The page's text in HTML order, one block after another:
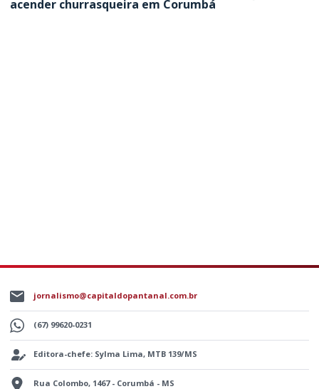
acender churrasqueira em Corumbá
jornalismo@capitaldopantanal.com.br
(67) 99620-0231
Editora-chefe: Sylma Lima, MTB 139/MS
Rua Colombo, 1467 - Corumbá - MS